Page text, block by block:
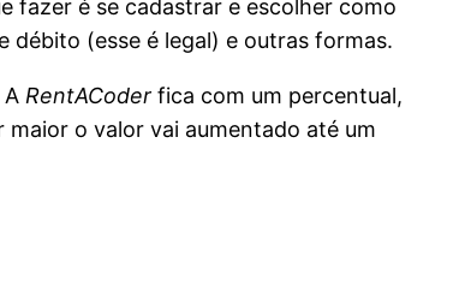
fazer é se cadastrar e escolher como
débito (esse é legal) e outras formas.
RentACoder fica com um percentual,
o valor vai aumentado até um